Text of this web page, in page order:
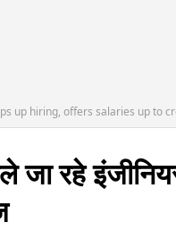
up hiring, offers salaries up to
जा रहे